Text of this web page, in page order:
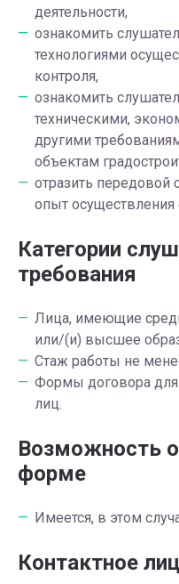
деятельности,
ознакомить
технологиями
контроля,
ознакомить
техническими,
другими
объектам
отразить передовой
опыт осуществления
Категории
требования
Лица, имеющие
или/(и) высшее
Стаж работы не
Формы договора для
лиц.
Возможность
форме
Имеется, в этом
Контактное